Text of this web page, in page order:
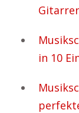
in 10